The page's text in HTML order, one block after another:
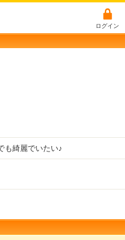
ログイン
も綺麗でいたい♪